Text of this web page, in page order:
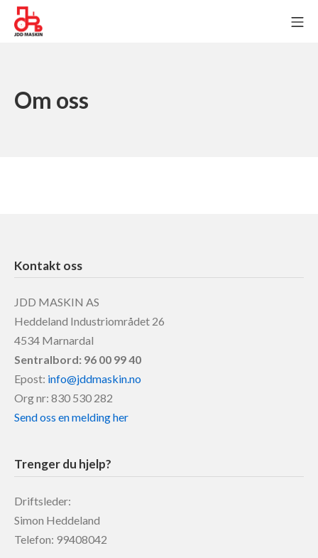
Skip
Om oss
Kontakt oss
JDD MASKIN AS
Heddeland Industriområdet 26
4534 Marnardal
Sentralbord: 96 00 99 40
Epost: info@jddmaskin.no
Org nr: 830 530 282
Send oss en melding her
Trenger du hjelp?
Driftsleder:
Simon Heddeland
Telefon: 99408042